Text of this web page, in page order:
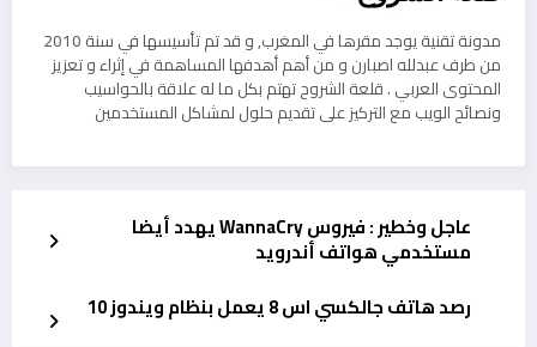
مدونة تقنية يوجد مقرها في المغرب, و قد تم تأسيسها في سنة 2010
من طرف عبدلله اصبارن و من أهم أهدفها المساهمة في إثراء و تعزيز
المحتوى العربي . قلعة الشروح تهتم بكل ما له علاقة بالحواسيب
ونصائح الويب مع التركيز على تقديم حلول لمشاكل المستخدمين
عاجل وخطير : فيروس WannaCry يهدد أيضا
مستخدمي هواتف أندرويد
رصد هاتف جالكسي اس 8 يعمل بنظام ويندوز 10